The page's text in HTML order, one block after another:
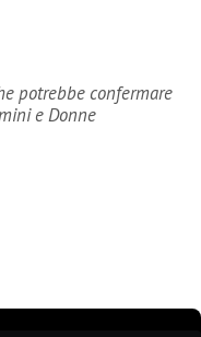
potrebbe confermare
e Donne